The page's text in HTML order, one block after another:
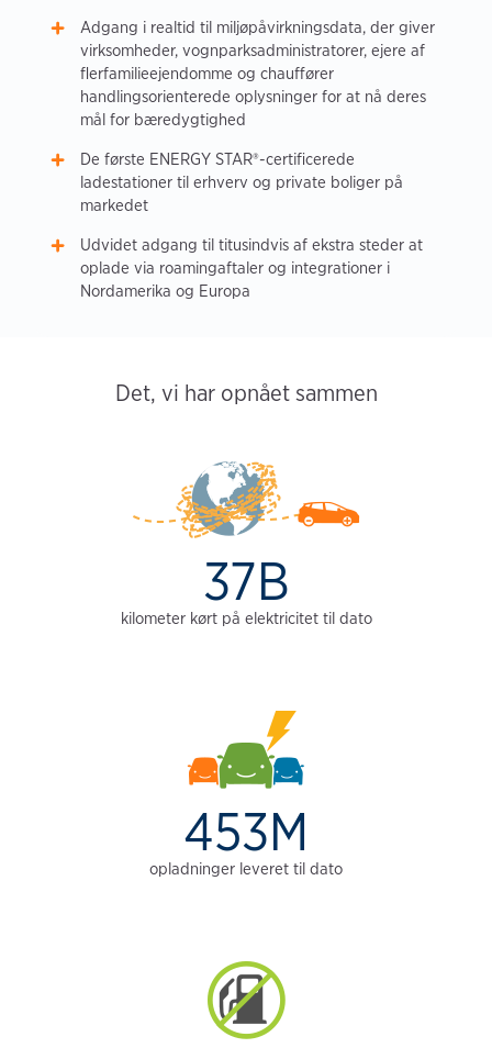
Adgang i realtid til miljøpåvirkningsdata, der giver
virksomheder, vognparksadministratorer, ejere af
flerfamilieejendomme og chauffører
handlingsorienterede oplysninger for at nå deres
mål for bæredygtighed
De første ENERGY STAR®-certificerede
ladestationer til erhverv og private boliger på
markedet
Udvidet adgang til titusindvis af ekstra steder at
oplade via roamingaftaler og integrationer i
Nordamerika og Europa
Det, vi har opnået sammen
37B
kilometer kørt på elektricitet til dato
453M
opladninger leveret til dato